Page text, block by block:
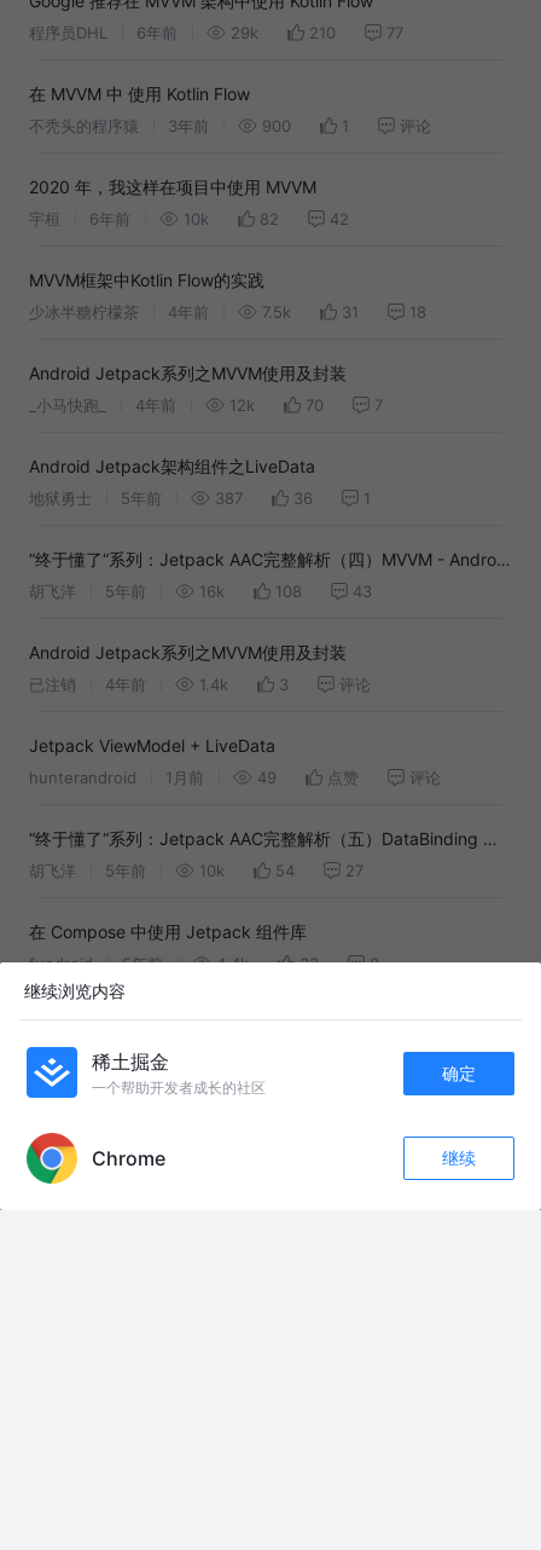
60
程序员DHL 6年前 29k 210 77
在 MVVM 中 使用 Kotlin Flow
不秃头的程序猿 3年前 900 1 评论
2020 年，我这样在项目中使用 MVVM
宇桓 6年前 10k 82 42
MVVM框架中Kotlin Flow的实践
少冰半糖柠檬茶 4年前 7.5k 31 18
Android Jetpack系列之MVVM使用及封装
_小马快跑_ 4年前 12k 70 7
Android Jetpack架构组件之LiveData
地狱勇士 5年前 387 36 1
“终于懂了“系列：Jetpack AAC完整解析（四）MVVM - Android
架构探索！
胡飞洋 5年前 16k 108 43
Android Jetpack系列之MVVM使用及封装
已注销 4年前 1.4k 3 评论
Jetpack ViewModel + LiveData
hunterandroid 1月前 49 点赞 评论
“终于懂了“系列：Jetpack AAC完整解析（五）DataBinding 重
新认知！
胡飞洋 5年前 10k 54 27
在 Compose 中使用 Jetpack 组件库
fundroid 5年前 4.4k 33 8
Jetpack MVVM七宗罪 之一 拿Fragment当LifecycleOwner
fundroid 5年前
业志陈 5年前
继续浏览内容
稀土掘金
一个帮助开发者成长的社区
确定
Chrome 继续